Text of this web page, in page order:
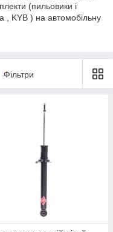
(пильовики і
, KYB ) на автомобільну
Фільтри